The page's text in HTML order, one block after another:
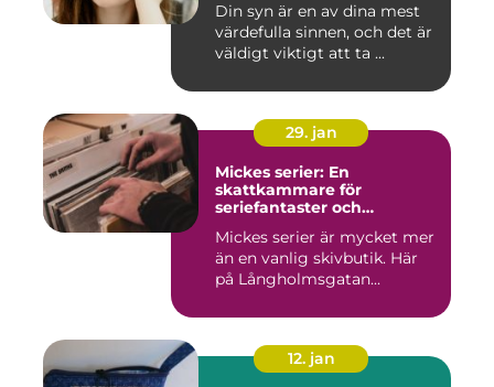
Din syn är en av dina mest
värdefulla sinnen, och det är
väldigt viktigt att ta ...
29. jan
Mickes serier: En
skattkammare för
seriefantaster och
Mickes serier är mycket mer
än en vanlig skivbutik. Här
på Långholmsgatan...
12. jan